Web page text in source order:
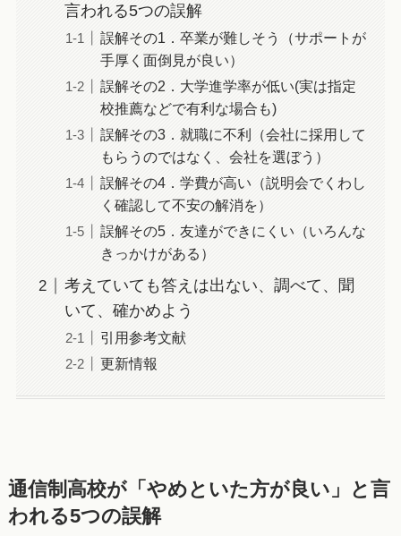
言われる5つの誤解
誤解その1．卒業が難しそう（サポートが
手厚く面倒見が良い）
誤解その2．大学進学率が低い(実は指定
校推薦などで有利な場合も)
誤解その3．就職に不利（会社に採用して
もらうのではなく、会社を選ぼう）
誤解その4．学費が高い（説明会でくわし
く確認して不安の解消を）
誤解その5．友達ができにくい（いろんな
きっかけがある）
考えていても答えは出ない、調べて、聞
いて、確かめよう
引用参考文献
更新情報
通信制高校が「やめといた方が良い」と言
われる5つの誤解